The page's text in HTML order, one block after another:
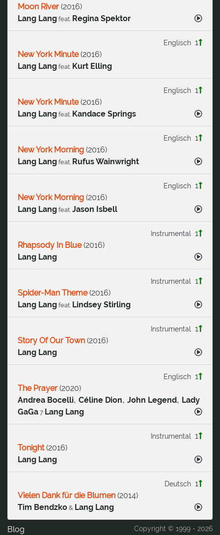
Moon River (2016)
Lang Lang feat. Regina Spektor
1
Englisch
New York Minute(2016)
Lang Lang feat. Kurt Elling
1
Englisch
New York Minute(2016)
Lang Lang feat. Kandace Springs
1
Englisch
New York Morning (2016)
Lang Lang feat. Rufus Wainwright
1
Englisch
New York Morning (2016)
Lang Lang feat. Jason Isbell
1
Instrumental
Rhapsody In Blue(2016)
Lang Lang
1
Instrumental
Spider-Man Theme(2016)
Lang Lang feat. Lindsey Stirling
1
Instrumental
Story Of Our Town (2016)
Lang Lang
1
Englisch
The Prayer (2020)
Andrea Bocelli, Céline Dion, John Legend, Lady
GaGa 7 Lang Lang
1
Instrumental
Tonight(2016)
Lang Lang
1
Deutsch
Vielen Dank für die Blumen (2014)
Tim Bendzko & Lang Lang
Copyright © 1999 - 2026
Blog